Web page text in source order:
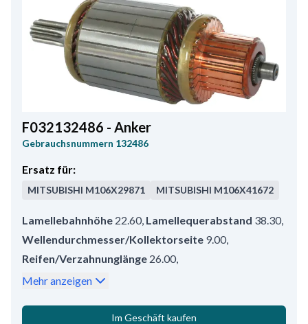
F032132486 - Anker
Gebrauchsnummern 132486
Ersatz für:
MITSUBISHI M106X29871 MITSUBISHI M106X41672
Lamellebahnhöhe 22.60, Lamellequerabstand 38.30,
Wellendurchmesser/Kollektorseite 9.00,
Reifen/Verzahnunglänge 26.00,
Umlaufsrichtung
Wellendurchmesser/Antrieb/Innen
Mehr anzeigen
Im Geschäft kaufen